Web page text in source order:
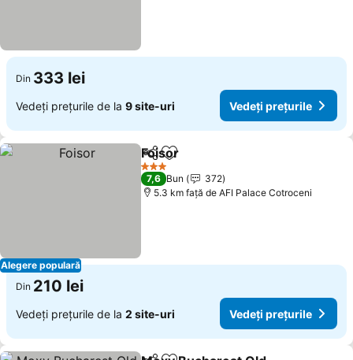
Din 333 lei
Vedeți prețurile de la 9 site-uri Vedeți prețurile
Alegere populară
DistribuițiAdăugaţi la favorite
Foisor
3 Stele
7,6 Bun
372
5.3 km faţă de AFI Palace Cotroceni
Din 210 lei
Vedeți prețurile de la 2 site-uri Vedeți prețurile